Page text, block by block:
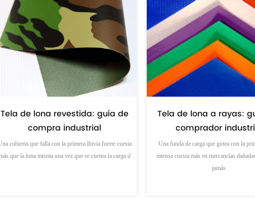
¿La lona de PVC protege contra
el calor extremo y la nieve?
Comprensión del compotamiento térmico y estructural
de la lona de PVC La exposición a condiciones climát
Cómo las lonas de
resistentes ayudan a
su equipo de los
Por qué la exposición de los equipos es
mayor de lo que la mayoría de los